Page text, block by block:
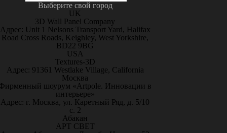
Выберите свой город
UK
3D Wall Panel Company
Адрес: Unit 1 Nelsons Transport Yard, Halifax
Road Cross Roads, Keighley, West Yorkshire,
BD22 9BG
USA
Textures-3D
Адрес: 91361 Westlake Village, California
Москва
шоурум «Artpole. Инновации в
интерьере»
Адрес: г. Москва, ул. Каретный Ряд, д. 5/10
с. 2
Абакан
АРТ СВЕТ